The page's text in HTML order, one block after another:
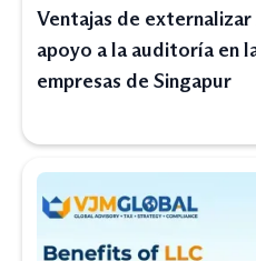
Ventajas de
apoyo a la auditoría en
empresas de Singapur